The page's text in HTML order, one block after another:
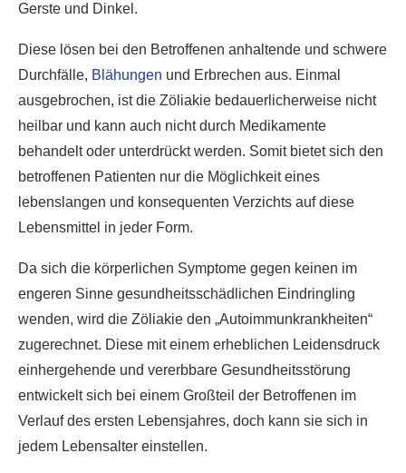
Gerste und Dinkel.
Diese lösen bei den Betroffenen anhaltende und schwere
Durchfälle, Blähungen und Erbrechen aus. Einmal
ausgebrochen, ist die Zöliakie bedauerlicherweise nicht
heilbar und kann auch nicht durch Medikamente
behandelt oder unterdrückt werden. Somit bietet sich den
betroffenen Patienten nur die Möglichkeit eines
lebenslangen und konsequenten Verzichts auf diese
Lebensmittel in jeder Form.
Da sich die körperlichen Symptome gegen keinen im
engeren Sinne gesundheitsschädlichen Eindringling
wenden, wird die Zöliakie den „Autoimmunkrankheiten“
zugerechnet. Diese mit einem erheblichen Leidensdruck
einhergehende und vererbbare Gesundheitsstörung
entwickelt sich bei einem Großteil der Betroffenen im
Verlauf des ersten Lebensjahres, doch kann sie sich in
jedem Lebensalter einstellen.